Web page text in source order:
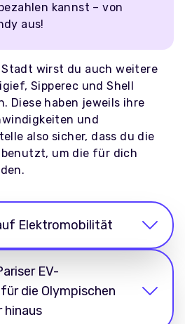
kannst – von
aus!
Stadt wirst du auch weitere
Sipperec und Shell
Diese haben jeweils ihre
und
also sicher, dass du die
um die für dich
Elektromobilität
EV-
die Olympischen
hinaus